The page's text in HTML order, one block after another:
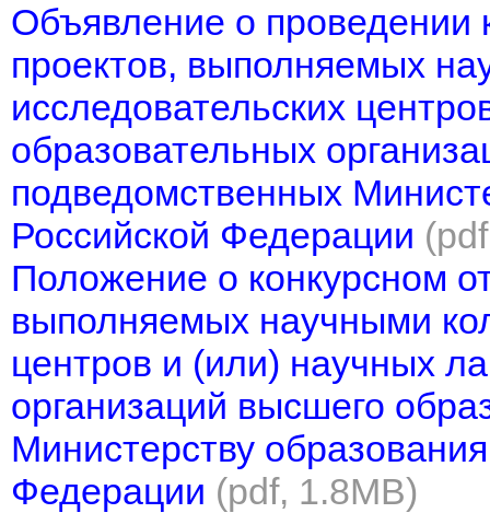
Объявление о проведении
проектов, выполняемых
исследовательских
образовательных
подведомственных
Российской Федерации
Положение о конкурсном
выполняемых научными
центров и (или) научных
организаций высшего
Министерству
Федерации (pdf, 1.8MB)